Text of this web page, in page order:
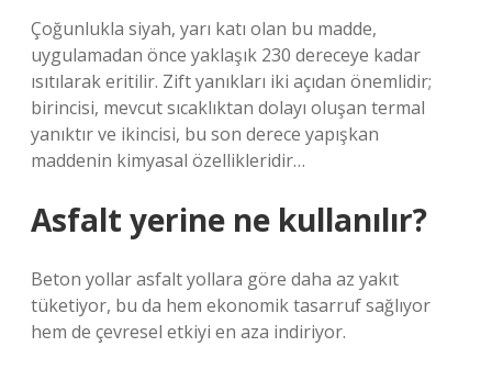
Çoğunlukla siyah, yarı katı olan bu madde,
uygulamadan önce yaklaşık 230 dereceye kadar
ısıtılarak eritilir. Zift yanıkları iki açıdan önemlidir;
birincisi, mevcut sıcaklıktan dolayı oluşan termal
yanıktır ve ikincisi, bu son derece yapışkan
maddenin kimyasal özellikleridir…
Asfalt yerine ne kullanılır?
Beton yollar asfalt yollara göre daha az yakıt
tüketiyor, bu da hem ekonomik tasarruf sağlıyor
hem de çevresel etkiyi en aza indiriyor.